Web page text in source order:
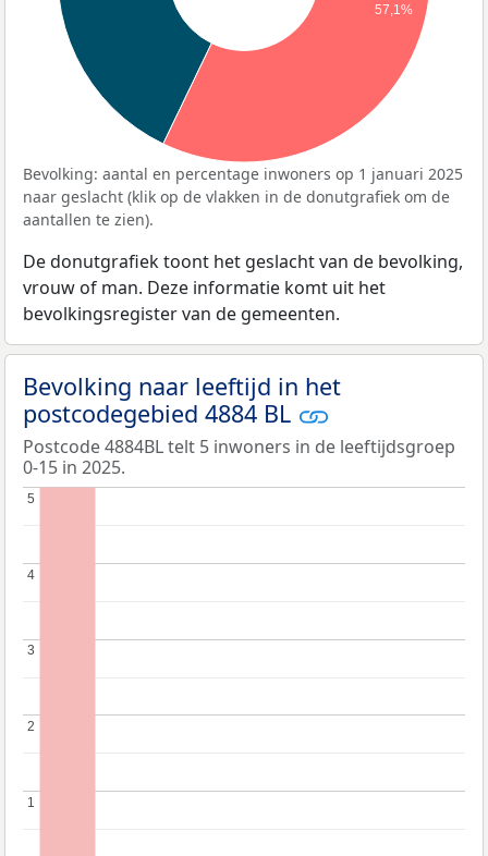
57,1%
Bevolking: aantal en percentage inwoners op 1 januari 2025
naar geslacht (klik op de vlakken in de donutgrafiek om de
aantallen te zien).
De donutgrafiek toont het geslacht van de bevolking,
vrouw of man. Deze informatie komt uit het
bevolkingsregister van de gemeenten.
Bevolking naar leeftijd in het
postcodegebied 4884 BL
Postcode 4884BL telt 5 inwoners in de leeftijdsgroep
0-15 in 2025.
1
1
2
2
3
3
4
4
5
5